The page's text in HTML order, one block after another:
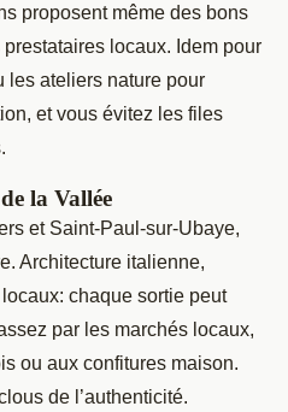
proposent même des bons
locaux. Idem pour
les ateliers nature pour
et vous évitez les files
la Vallée
et Saint-Paul-sur-Ubaye,
Architecture italienne,
chaque sortie peut
par les marchés locaux,
ou aux confitures maison.
de l’authenticité.